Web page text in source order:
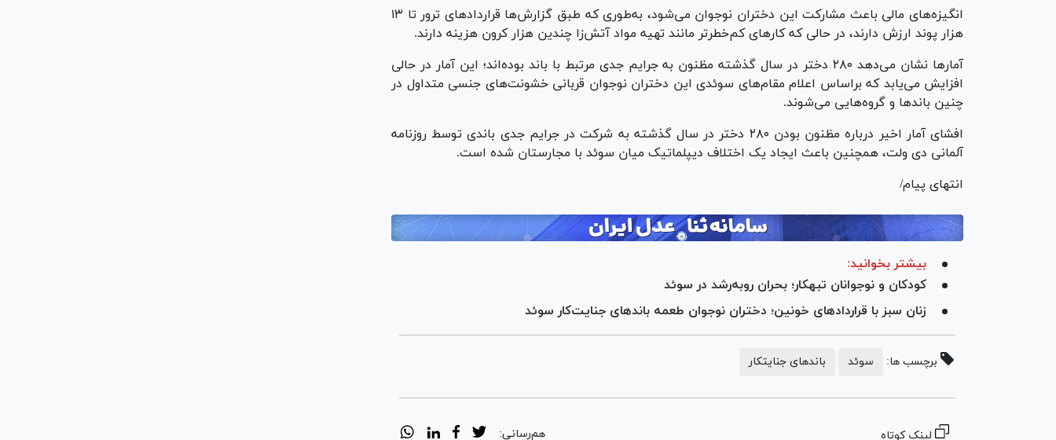
انگیزه‌های مالی باعث مشارکت این دختران نوجوان می‌شود، به‌طوری که طبق گزارش‌ها قرارداد‌های ترور تا ۱۳
هزار پوند ارزش دارند، در حالی که کار‌های کم‌خطرتر مانند تهیه مواد آتش‌زا چندین هزار کرون هزینه دارند.
آمار‌ها نشان می‌دهد ۲۸۰ دختر در سال گذشته مظنون به جرایم جدی مرتبط با باند بوده‌اند؛ این آمار در حالی
افزایش می‌یابد که براساس اعلام مقام‌های سوئدی این دختران نوجوان قربانی خشونت‌های جنسی متداول در
چنین باند‌ها و گروه‌هایی می‌شوند.
افشای آمار اخیر درباره مظنون بودن ۲۸۰ دختر در سال گذشته به شرکت در جرایم جدی باندی توسط روزنامه
آلمانی دی ولت، همچنین باعث ایجاد یک اختلاف دیپلماتیک میان سوئد با مجارستان شده است.
انتهای پیام/
بیشتر بخوانید:
کودکان و نوجوانان تبهکار؛ بحران روبه‌رشد در سوئد
زنان سبز با قرارداد‌های خونین؛ دختران نوجوان طعمه‌ باند‌های جنایت‌کار سوئد
برچسب ها: سوئد باندهای جنایتکار
لینک کوتاه هم‌رسانی: